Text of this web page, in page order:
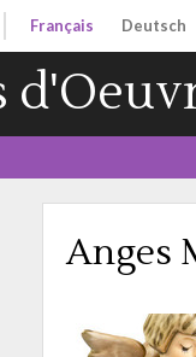
Français Deutsch
Anges